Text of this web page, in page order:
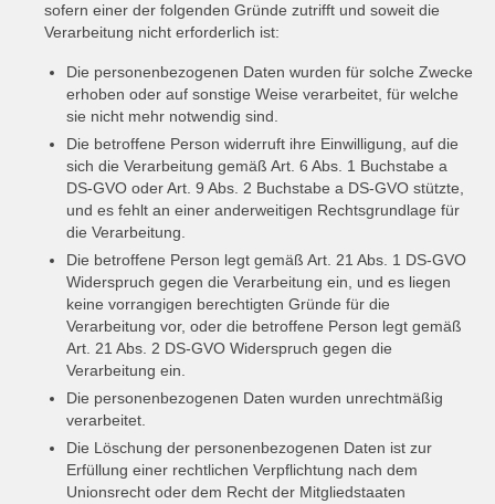
sofern einer der folgenden Gründe zutrifft und soweit die
Verarbeitung nicht erforderlich ist:
Die personenbezogenen Daten wurden für solche Zwecke
erhoben oder auf sonstige Weise verarbeitet, für welche
sie nicht mehr notwendig sind.
Die betroffene Person widerruft ihre Einwilligung, auf die
sich die Verarbeitung gemäß Art. 6 Abs. 1 Buchstabe a
DS-GVO oder Art. 9 Abs. 2 Buchstabe a DS-GVO stützte,
und es fehlt an einer anderweitigen Rechtsgrundlage für
die Verarbeitung.
Die betroffene Person legt gemäß Art. 21 Abs. 1 DS-GVO
Widerspruch gegen die Verarbeitung ein, und es liegen
keine vorrangigen berechtigten Gründe für die
Verarbeitung vor, oder die betroffene Person legt gemäß
Art. 21 Abs. 2 DS-GVO Widerspruch gegen die
Verarbeitung ein.
Die personenbezogenen Daten wurden unrechtmäßig
verarbeitet.
Die Löschung der personenbezogenen Daten ist zur
Erfüllung einer rechtlichen Verpflichtung nach dem
Unionsrecht oder dem Recht der Mitgliedstaaten